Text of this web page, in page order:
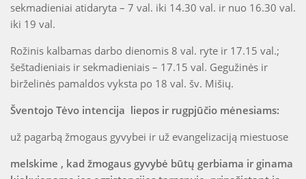
sekmadieniai atidaryta – 7 val. iki 14.30 val. ir nuo 16.30 val.
iki 19 val.
Rožinis kalbamas darbo dienomis 8 val. ryte ir 17.15 val.;
šeštadieniais ir sekmadieniais – 17.15 val. Gegužinės ir
birželinės pamaldos vyksta po 18 val. šv. Mišių.
Šventojo Tėvo intencija liepos ir rugpjūčio mėnesiams:
už pagarbą žmogaus gyvybei ir už evangelizaciją miestuose
melskime , kad žmogaus gyvybė būtų gerbiama ir ginama